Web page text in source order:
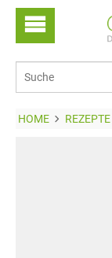
HOME REZEPTE